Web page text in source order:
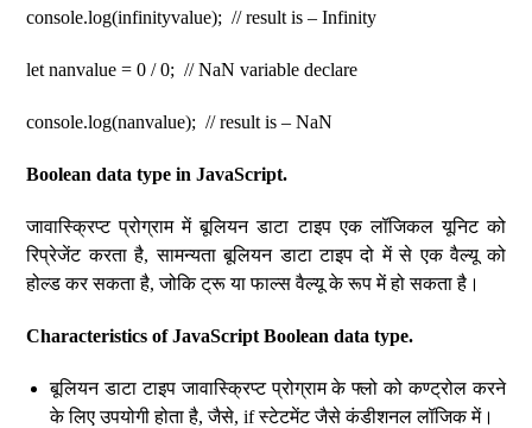
console.log(infinityvalue); // result is – Infinity
let nanvalue = 0 / 0; // NaN variable declare
console.log(nanvalue); // result is – NaN
Boolean data type in JavaScript.
जावास्क्रिप्ट प्रोग्राम में बूलियन डाटा टाइप एक लॉजिकल यूनिट को
रिप्रेजेंट करता है, सामन्यता बूलियन डाटा टाइप दो में से एक वैल्यू को
होल्ड कर सकता है, जोकि ट्रू या फाल्स वैल्यू के रूप में हो सकता है।
Characteristics of JavaScript Boolean data type.
बूलियन डाटा टाइप जावास्क्रिप्ट प्रोग्राम के फ्लो को कण्ट्रोल करने
के लिए उपयोगी होता है, जैसे, if स्टेटमेंट जैसे कंडीशनल लॉजिक में।